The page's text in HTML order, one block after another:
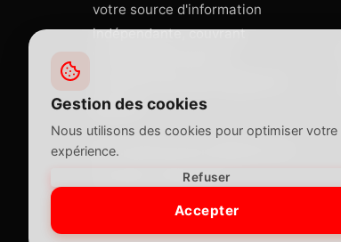
votre source d'information
indépendante, couvrant
passion.
lecourrierducameroun@gmail.com
Yaoundé, Cameroun
Gestion des cookies
Nous utilisons des cookies pour optimiser votre
expérience.
Refuser
Accepter